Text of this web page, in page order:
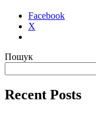
Facebook
X
Пошук
Recent Posts